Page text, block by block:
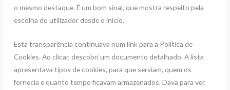
o mesmo destaque. É um bom sinal, que mostra respeito pela
escolha do utilizador desde o início.
Esta transparência continuava num link para a Política de
Cookies. Ao clicar, descobri um documento detalhado. A lista
apresentava tipos de cookies, para que serviam, quem os
fornecia e quanto tempo ficavam armazenados. Dava para ver,